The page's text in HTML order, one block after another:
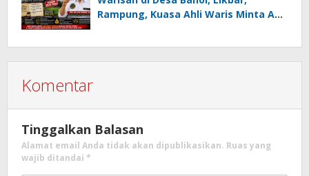
Rampung, Kuasa Ahli Waris Minta APH
Komentar
Tinggalkan Balasan
Alamat email Anda tidak akan dipublikasikan. Ruas yang
wajib ditandai *